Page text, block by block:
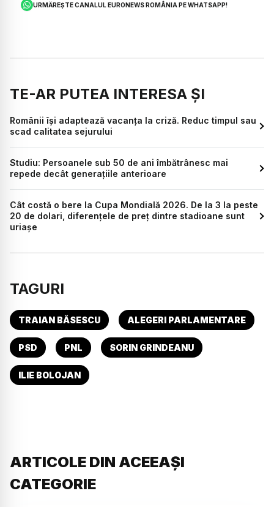
URMĂREȘTE CANALUL EURONEWS ROMÂNIA PE WHATSAPP!
TE-AR PUTEA INTERESA ȘI
Românii își adaptează vacanța la criză. Reduc timpul sau
scad calitatea sejurului
Studiu: Persoanele sub 50 de ani îmbătrânesc mai
repede decât generațiile anterioare
Cât costă o bere la Cupa Mondială 2026. De la 3 la peste
20 de dolari, diferențele de preț dintre stadioane sunt
uriașe
TAGURI
TRAIAN BĂSESCU ALEGERI PARLAMENTARE
PSD PNL SORIN GRINDEANU
ILIE BOLOJAN
ARTICOLE DIN ACEEAȘI
CATEGORIE